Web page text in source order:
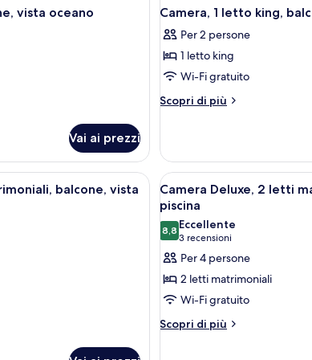
vista oceano
Vai ai prezzi
Camera, 1 letto king,
Per 2 persone
1 letto king
Wi-Fi gratuito
Scopri di più
Altri
1
letto
king,
balcone,
vista
piscina
su palme.una cassaforte in camera, una scrivania, tende oscuranti
balcone, vista
Apri
tutte
le
foto
per
Camera
Deluxe,
letti
2
Camera Deluxe, 2 letti
piscina
8,88,8 su 10
Eccellente
3 recensioni
(3
recensioni)
Per 4 persone
2 letti matrimoniali
Wi-Fi gratuito
Scopri di più
Altri